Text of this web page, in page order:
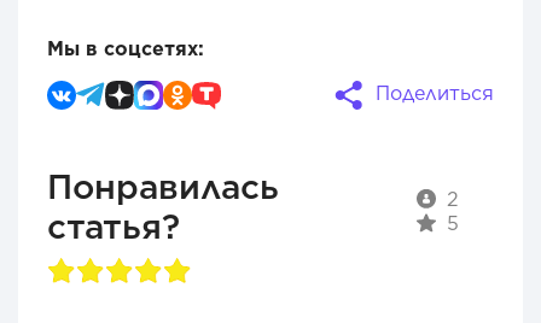
Мы в соцсетях:
Поделиться
Понравилась
статья?
2
5